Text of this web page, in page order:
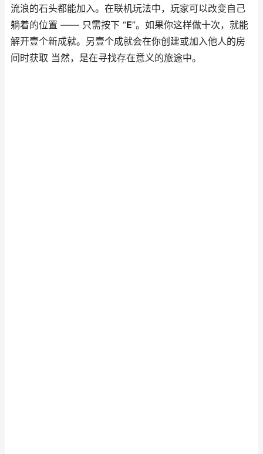
流浪的石头都能加入。在联机玩法中，玩家可以改变自己
躺着的位置 —— 只需按下 “E”。如果你这样做十次，就能
解开壹个新成就。另壹个成就会在你创建或加入他人的房
间时获取 当然，是在寻找存在意义的旅途中。